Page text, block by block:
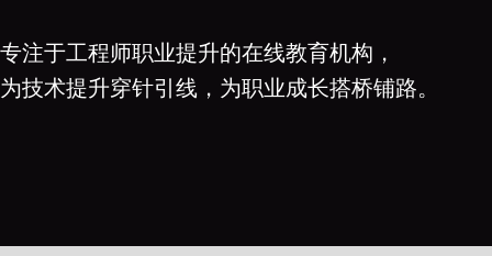
专注于工程师职业提升的在线教育机构，
为技术提升穿针引线，为职业成长搭桥铺路。